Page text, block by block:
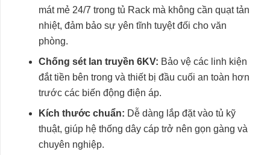
mát mẻ 24/7 trong tủ Rack mà không cần quạt tản
nhiệt, đảm bảo sự yên tĩnh tuyệt đối cho văn
phòng.
Chống sét lan truyền 6KV: Bảo vệ các linh kiện
đắt tiền bên trong và thiết bị đầu cuối an toàn hơn
trước các biến động điện áp.
Kích thước chuẩn: Dễ dàng lắp đặt vào tủ kỹ
thuật, giúp hệ thống dây cáp trở nên gọn gàng và
chuyên nghiệp.